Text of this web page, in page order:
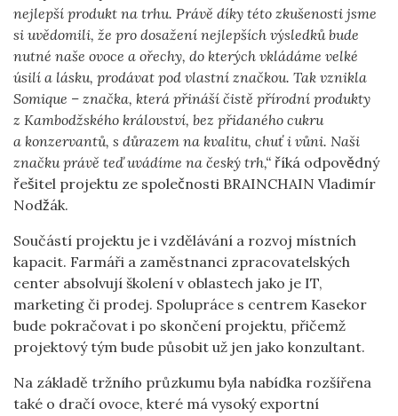
nejlepší produkt na trhu. Právě díky této zkušenosti jsme
si uvědomili, že pro dosažení nejlepších výsledků bude
nutné naše ovoce a ořechy, do kterých vkládáme velké
úsilí a lásku, prodávat pod vlastní značkou. Tak vznikla
Somique – značka, která přináší čistě přírodní produkty
z Kambodžského království, bez přidaného cukru
a konzervantů, s důrazem na kvalitu, chuť i vůni. Naši
značku právě teď uvádíme na český trh,“ říká odpovědný
řešitel projektu ze společnosti BRAINCHAIN Vladimír
Nodžák.
Součástí projektu je i vzdělávání a rozvoj místních
kapacit. Farmáři a zaměstnanci zpracovatelských
center absolvují školení v oblastech jako je IT,
marketing či prodej. Spolupráce s centrem Kasekor
bude pokračovat i po skončení projektu, přičemž
projektový tým bude působit už jen jako konzultant.
Na základě tržního průzkumu byla nabídka rozšířena
také o dračí ovoce, které má vysoký exportní